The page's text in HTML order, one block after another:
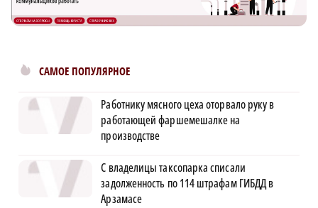
САМОЕ ПОПУЛЯРНОЕ
Работнику мясного цеха оторвало руку в
работающей фаршемешалке на
производстве
С владелицы таксопарка списали
задолженность по 114 штрафам ГИБДД в
Арзамасе